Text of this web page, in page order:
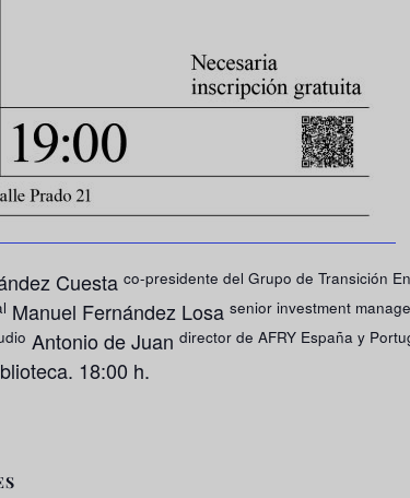
Cuesta co-presidente del Grupo de Transición
Manuel Fernández Losa senior investment
Antonio de Juan director de AFRY España y
18:00 h.